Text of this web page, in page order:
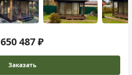
650 487 ₽
Заказать